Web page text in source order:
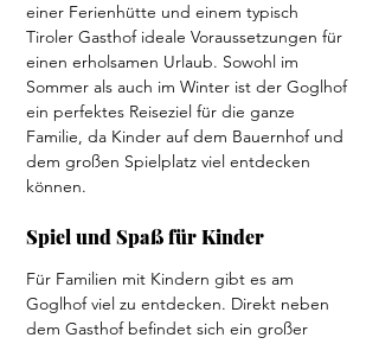
einer Ferienhütte und einem typisch
Tiroler Gasthof ideale Voraussetzungen für
einen erholsamen Urlaub. Sowohl im
Sommer als auch im Winter ist der Goglhof
ein perfektes Reiseziel für die ganze
Familie, da Kinder auf dem Bauernhof und
dem großen Spielplatz viel entdecken
können.
Spiel und Spaß für Kinder
Für Familien mit Kindern gibt es am
Goglhof viel zu entdecken. Direkt neben
dem Gasthof befindet sich ein großer